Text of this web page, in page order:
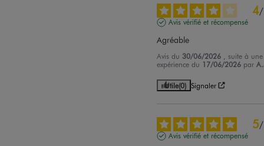
4/
Avis vérifié et récompensé
Agréable
Avis du 30/06/2026
, suite à une
expérience du 17/06/2026 par
Utile(0) Signaler
5/
Avis vérifié et récompensé